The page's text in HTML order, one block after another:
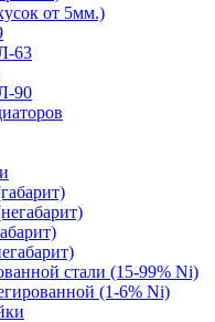
от 5мм.)
63
90
стали (15-99% Ni)
(1-6% Ni)